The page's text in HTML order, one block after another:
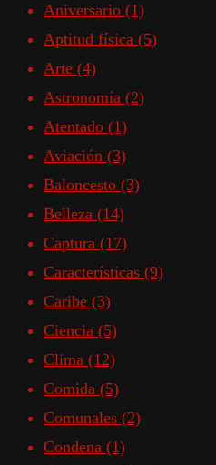
Aniversario (1)
Aptitud física (5)
Arte (4)
Astronomía (2)
Atentado (1)
Aviación (3)
Baloncesto (3)
Belleza (14)
Captura (17)
Características (9)
Caribe (3)
Ciencia (5)
Clima (12)
Comida (5)
Comunales (2)
Condena (1)